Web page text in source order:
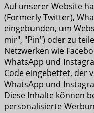
Auf unserer Website
(Formerly Twitter),
eingebunden, um
mir", "Pin") oder zu
Netzwerken wie
WhatsApp und
Code eingebettet, der
WhatsApp und
Diese Inhalte können
personalisierte